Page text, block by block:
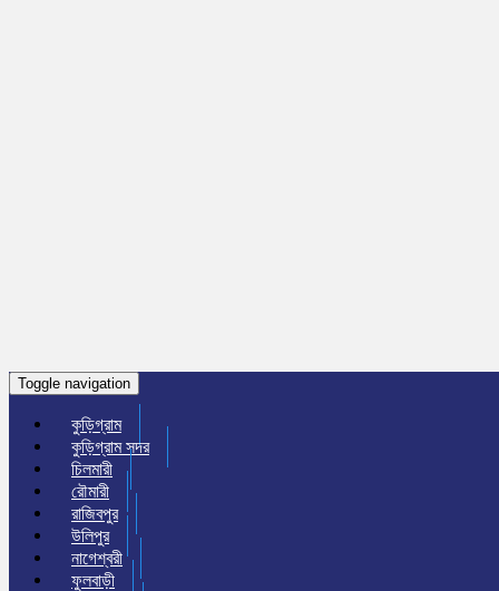
Toggle navigation
কুড়িগ্রাম
কুড়িগ্রাম সদর
চিলমারী
রৌমারী
রাজিবপুর
উলিপুর
নাগেশ্বরী
ফুলবাড়ী